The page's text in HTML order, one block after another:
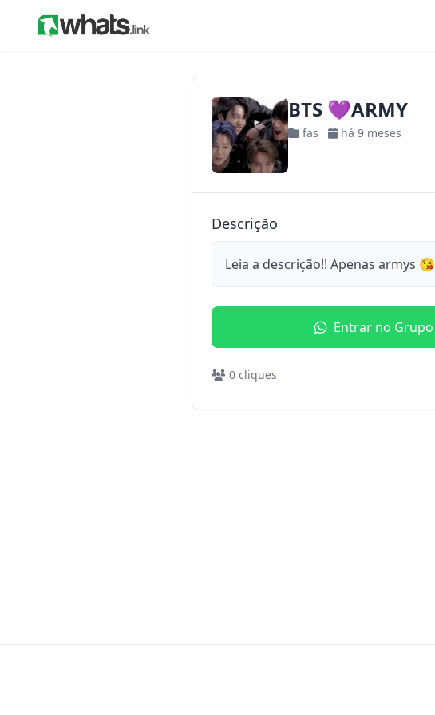
BTS 💜ARMY
fas há 9 meses
Descrição
Leia a descrição!! Apenas armys 😘
Entrar no Grupo
0 cliques